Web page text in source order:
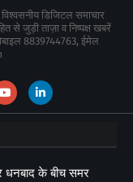
डिजिटल समाचार
से जुड़ी ताज़ा व निष्पक्ष खबरें
8839744763, ईमेल
धनबाद के बीच समर